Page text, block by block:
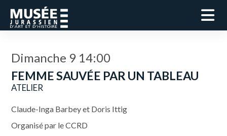
Dimanche 9 14:00
FEMME SAUVÉE PAR UN TABLEAU
ATELIER
Claude-Inga Barbey et Doris Ittig
Organisé par le CCRD